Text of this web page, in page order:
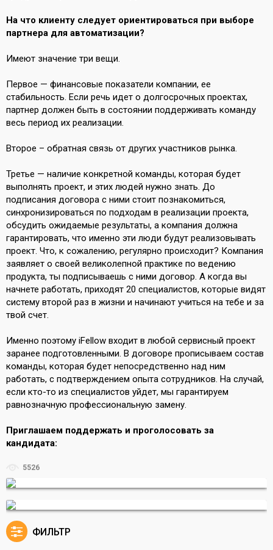
На что клиенту следует ориентироваться при выборе
партнера для автоматизации?
Имеют значение три вещи.
Первое — финансовые показатели компании, ее
стабильность. Если речь идет о долгосрочных проектах,
партнер должен быть в состоянии поддерживать команду
весь период их реализации.
Второе – обратная связь от других участников рынка.
Третье — наличие конкретной команды, которая будет
выполнять проект, и этих людей нужно знать. До
подписания договора с ними стоит познакомиться,
синхронизироваться по подходам в реализации проекта,
обсудить ожидаемые результаты, а компания должна
гарантировать, что именно эти люди будут реализовывать
проект. Что, к сожалению, регулярно происходит? Компания
заявляет о своей великолепной практике по ведению
продукта, ты подписываешь с ними договор. А когда вы
начнете работать, приходят 20 специалистов, которые видят
систему второй раз в жизни и начинают учиться на тебе и за
твой счет.
Именно поэтому iFellow входит в любой сервисный проект
заранее подготовленными. В договоре прописываем состав
команды, которая будет непосредственно над ним
работать, с подтверждением опыта сотрудников. На случай,
если кто-то из специалистов уйдет, мы гарантируем
равнозначную профессиональную замену.
Приглашаем поддержать и проголосовать за
кандидата:
5526
ФИЛЬТР